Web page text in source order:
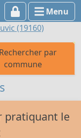
Menu
(19160)
par
commune
pratiquant le